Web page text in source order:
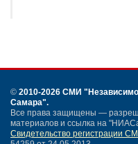
© 2010-2026 СМИ
Самара".
Все права защищены —
материалов и ссылка на
Свидетельство регистрации